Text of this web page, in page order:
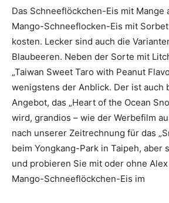
Das Schneeflöckchen-Eis mit Mange
Mango-Schneeflocken-Eis mit
kosten. Lecker sind auch die
Blaubeeren. Neben der Sorte mit
„Taiwan Sweet Taro with Peanut
wenigstens der Anblick. Der ist auch
Angebot, das „Heart of the Ocean
wird, grandios – wie der Werbefilm
nach unserer Zeitrechnung für das
beim Yongkang-Park in Taipeh, aber
und probieren Sie mit oder ohne
Mango-Schneeflöckchen-Eis im